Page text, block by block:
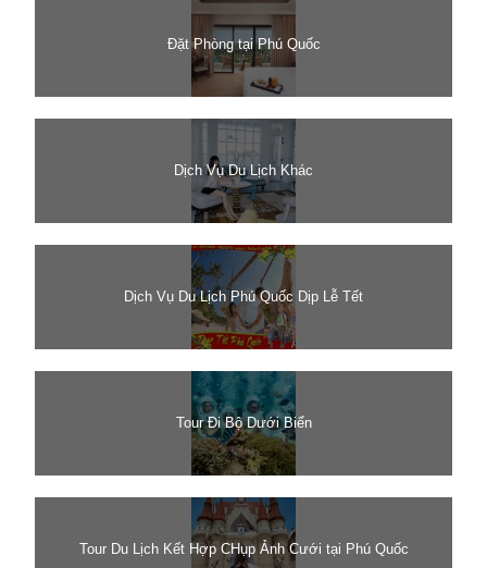
Đặt Phòng tại Phú Quốc
Dịch Vụ Du Lịch Khác
Dịch Vụ Du Lịch Phú Quốc Dịp Lễ Tết
Tour Đi Bộ Dưới Biển
Tour Du Lịch Kết Hợp CHụp Ảnh Cưới tại Phú Quốc